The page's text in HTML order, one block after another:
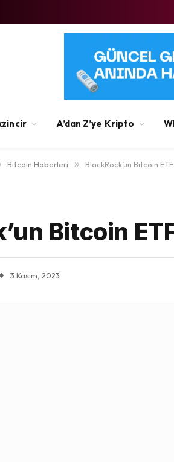
A’dan Z’ye Kripto
Bitcoin Haberleri » BlackRock’un Bitcoin
Bitcoin
3 Kasım, 2023